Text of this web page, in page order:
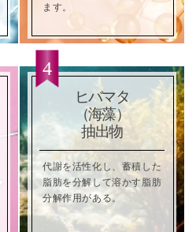
ます。
ヒバマタ
（海藻）
抽出物
代謝を活性化し、蓄積した
脂肪を分解して溶かす脂肪
分解作用がある。